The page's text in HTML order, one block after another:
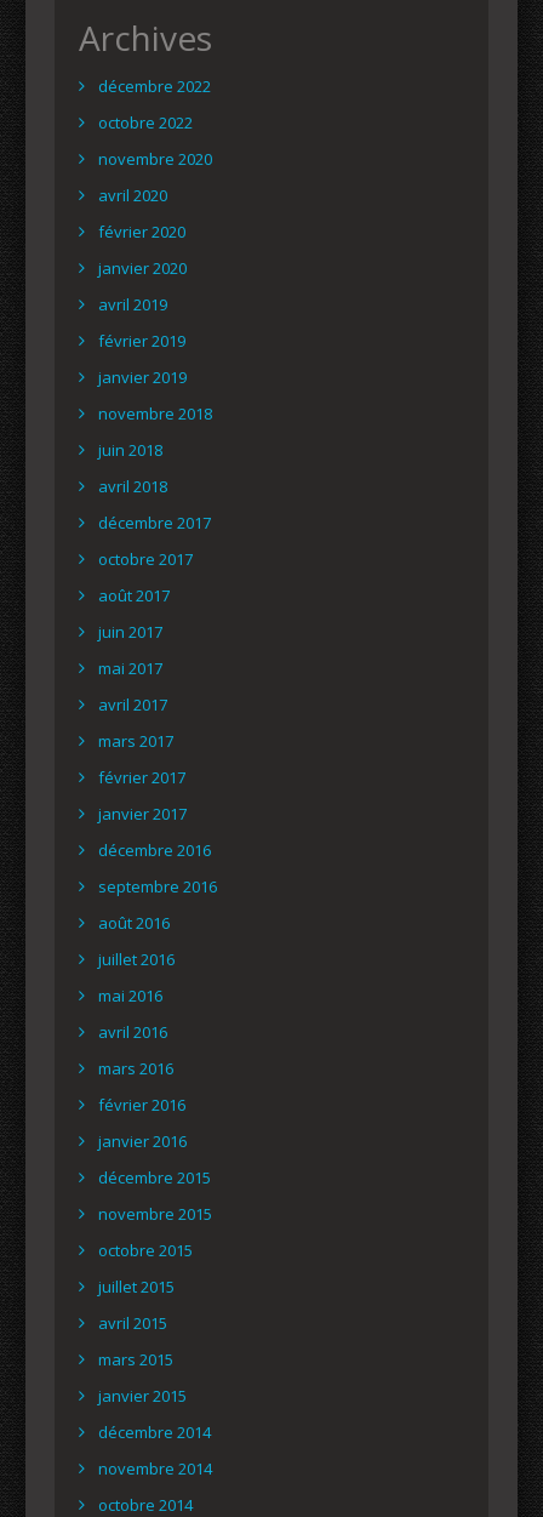
Archives
décembre 2022
octobre 2022
novembre 2020
avril 2020
février 2020
janvier 2020
avril 2019
février 2019
janvier 2019
novembre 2018
juin 2018
avril 2018
décembre 2017
octobre 2017
août 2017
juin 2017
mai 2017
avril 2017
mars 2017
février 2017
janvier 2017
décembre 2016
septembre 2016
août 2016
juillet 2016
mai 2016
avril 2016
mars 2016
février 2016
janvier 2016
décembre 2015
novembre 2015
octobre 2015
juillet 2015
avril 2015
mars 2015
janvier 2015
décembre 2014
novembre 2014
octobre 2014